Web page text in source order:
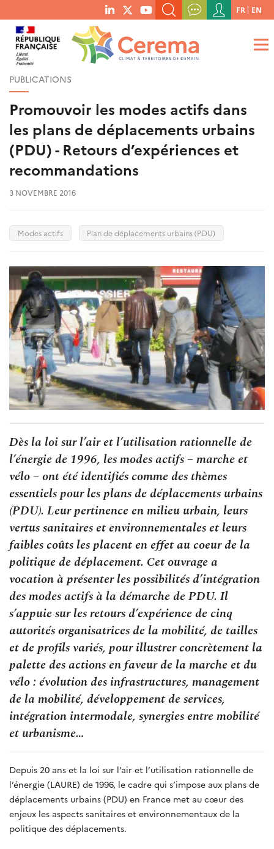
menu
social
links
RECHERCHER UN MOT-CLÉ, UNE PUBLICATION, ETC.
QUE RECHERCHEZ-VOUS ?
Menu
du
compte
de
FR EN
PUBLICATIONS
Promouvoir les modes actifs dans
les plans de déplacements urbains
(PDU) - Retours d’expériences et
recommandations
3 NOVEMBRE 2016
Modes actifs Plan de déplacements urbains (PDU)
Dès la loi sur l’air et l’utilisation rationnelle de
l’énergie de 1996, les modes actifs – marche et
vélo – ont été identifiés comme des thèmes
essentiels pour les plans de déplacements urbains
(PDU). Leur pertinence en milieu urbain, leurs
vertus sanitaires et environnementales et leurs
faibles coûts les placent en effet au coeur de la
politique de déplacement. Cet ouvrage a
vocation à présenter les possibilités d’intégration
des modes actifs à la démarche de PDU. Il
s’appuie sur les retours d’expérience de cinq
autorités organisatrices de la mobilité, de tailles
et de profils variés, pour illustrer concrètement la
palette des actions en faveur de la marche et du
vélo : évolution des infrastructures, management
de la mobilité, développement de services,
intégration intermodale, synergies entre mobilité
et urbanisme…
Depuis 20 ans et la loi sur l’air et l’utilisation rationnelle de
l’énergie (LAURE) de 1996, le cadre qui s’impose aux plans de
déplacements urbains (PDU) en France met au cœur des
enjeux les aspects sanitaires et environnementaux de la
politique des déplacements.